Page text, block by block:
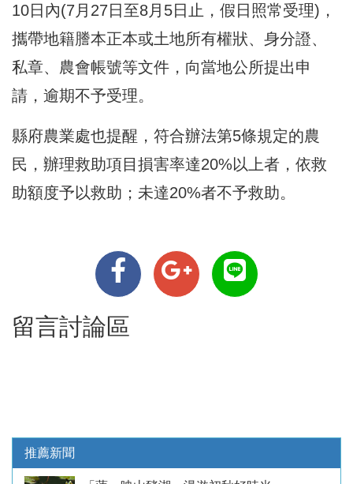
10日內(7月27日至8月5日止，假日照常受理)，
攜帶地籍謄本正本或土地所有權狀、身分證、
私章、農會帳號等文件，向當地公所提出申
請，逾期不予受理。
縣府農業處也提醒，符合辦法第5條規定的農
民，辦理救助項目損害率達20%以上者，依救
助額度予以救助；未達20%者不予救助。
留言討論區
推薦新聞